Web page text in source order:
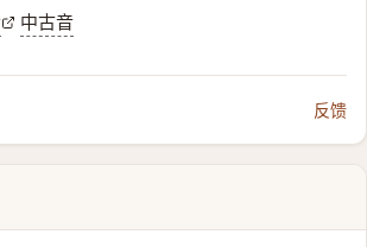
中古音
反馈